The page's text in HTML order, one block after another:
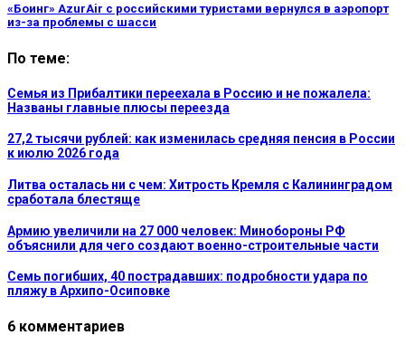
«Боинг» AzurAir с российскими туристами вернулся в аэропорт
из-за проблемы с шасси
По теме:
Семья из Прибалтики переехала в Россию и не пожалела:
Названы главные плюсы переезда
27,2 тысячи рублей: как изменилась средняя пенсия в России
к июлю 2026 года
Литва осталась ни с чем: Хитрость Кремля с Калининградом
сработала блестяще
Армию увеличили на 27 000 человек: Минобороны РФ
объяснили для чего создают военно-строительные части
Семь погибших, 40 пострадавших: подробности удара по
пляжу в Архипо-Осиповке
6 комментариев